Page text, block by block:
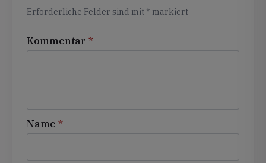
Erforderliche Felder sind mit * markiert
Kommentar *
Name *